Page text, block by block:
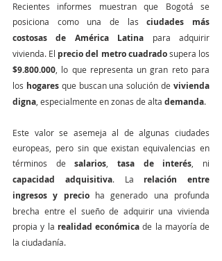
Recientes informes muestran que Bogotá se
posiciona como una de las ciudades más
costosas de América Latina para adquirir
vivienda. El precio del metro cuadrado
$9.800.000 , lo que representa un gran reto para
los hogares que buscan una solución de vivienda
digna , especialmente en zonas de alta demanda.
Este valor se asemeja al de algunas ciudades
europeas, pero sin que existan equivalencias en
términos de salarios , tasa de interés
capacidad adquisitiva. La relación entre
ingresos y precio ha generado una profunda
brecha entre el sueño de adquirir una vivienda
propia y la realidad económica de la mayoría de
la ciudadanía.